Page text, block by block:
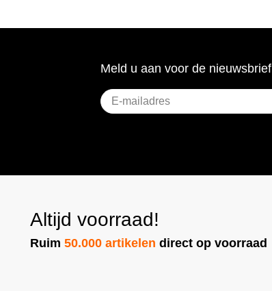
Meld u aan voor de nieuwsbrief
E-
mailadres
Altijd voorraad!
Ruim50.000 artikelen direct op voorraad